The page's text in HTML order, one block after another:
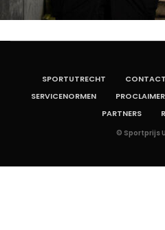
SPORTUTRECHT CONTACT
SERVICENORMEN
PROCLAIMER
PARTNERS
© Sportprijs